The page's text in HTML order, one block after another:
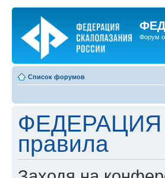
Форум
Список форумов
правила